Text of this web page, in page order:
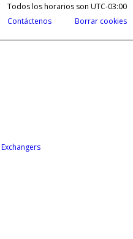
Todos los horarios son UTC-03:00
Borrar cookies
Contáctenos
Exchangers